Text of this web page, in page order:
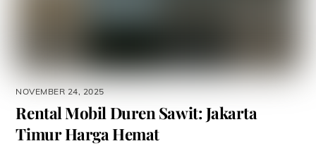
NOVEMBER 24, 2025
Rental Mobil Duren Sawit: Jakarta
Timur Harga Hemat